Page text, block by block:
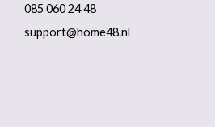
085 060 24 48
support@home48.nl